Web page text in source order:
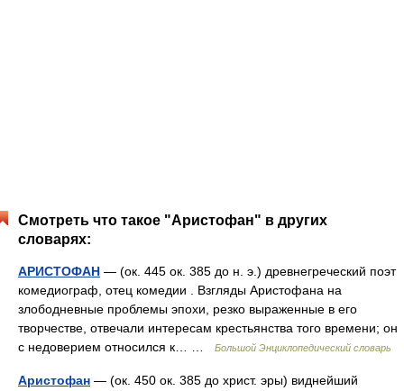
Смотреть что такое "Аристофан" в других
словарях:
АРИСТОФАН — (ок. 445 ок. 385 до н. э.) древнегреческий поэт
комедиограф, отец комедии . Взгляды Аристофана на
злободневные проблемы эпохи, резко выраженные в его
творчестве, отвечали интересам крестьянства того времени; он
с недоверием относился к… …
Большой Энциклопедический словарь
Аристофан — (ок. 450 ок. 385 до христ. эры) виднейший